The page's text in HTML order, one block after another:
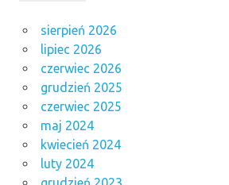
sierpień 2026
lipiec 2026
czerwiec 2026
grudzień 2025
czerwiec 2025
maj 2024
kwiecień 2024
luty 2024